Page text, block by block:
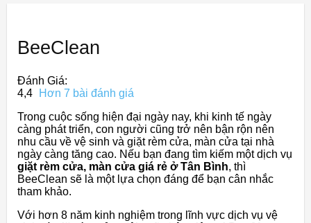
BeeClean
Đánh Giá:
4,4
Hơn 7 bài đánh giá
Trong cuộc sống hiện đại ngày nay, khi kinh tế ngày
càng phát triển, con người cũng trở nên bận rộn nên
nhu cầu về vệ sinh và giặt rèm cửa, màn cửa tại nhà
ngày càng tăng cao. Nếu bạn đang tìm kiếm một dịch vụ
giặt rèm cửa, màn cửa giá rẻ ở Tân Bình, thì
BeeClean sẽ là một lựa chọn đáng để bạn cân nhắc
tham khảo.
Với hơn 8 năm kinh nghiệm trong lĩnh vực dịch vụ vệ